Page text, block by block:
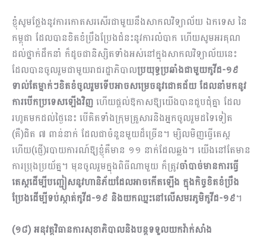
ខ្ញុំសូមថ្លែងនូវការកោតសរសើរជាមួយនឹងសាកលវិទ្យាល័យ ឯកទេស នៃ
កម្ពុជា ដែលបាន​ខិតខំប្រឹងប្រែងជំនះនូវការលំបាក ហើយសូមអរគុណ
ដល់ថ្នាក់ដឹកនាំ ក៏ដូចជានិស្សិតទាំងអស់នៅក្នុងសាកល​វិទ្យាល័យនេះ
ដែលបានចូលរួមជាមួយរាជរដ្ឋាភិបាលប្រយុទ្ធប្រឆាំងជាមួយកូវីដ-១៩
ទាល់តែម្នាក់ៗខិតខំចូលរួម​ទើបអាចសម្រេចនូវជោគជ័យ ដែលនាំមកនូវ
ការបើកប្រទេសឡើងវិញហើយផ្ដល់ឱកាសឱ្យយើងបានជួបជុំគ្នា​ ដែល
រហូតមកដល់ថ្ងៃនេះ បើគិតទាំងក្រុមគ្រួសារនិងអ្នកចូលរួមដទៃទៀត
(គឺ)ជិត ៧ ពាន់នាក់ ដែលជាចំនួនមួយដ៏ច្រើន។ ម្សិលមិញធ្វើតេស្ដ
ហើយ(ផ្ញើ)របាយការណ៍ឱ្យខ្ញុំគឺមាន ១១ នាក់ដែលឆ្លង។ យើងនៅតែមាន
ការប្រុងប្រយ័ត្ន។ មុនចូលរួមក្នុងពិធីណាមួយ ក៏ត្រូវចាំបាច់មានការធ្វើ
តេស្ដដើម្បីបញ្ជៀសនូវហានិភ័យដែលអាចកើតឡើង ក្នុងកិច្ចខិតខំប្រឹង
ប្រែងដើម្បីទប់ស្កាត់កូវីដ-១៩ និងយកឈ្នះនៅលើសមរភូមិកូវីដ-១៩។
(១៨) អនុវត្តវិធានការសុខាភិបាលនិងបន្តទទួលយកវ៉ាក់សាំង